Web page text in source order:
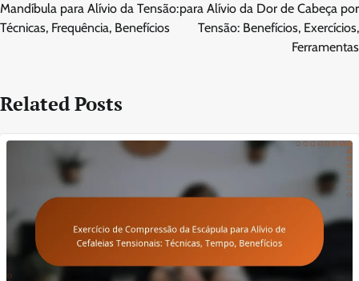
Mandíbula para Alívio da Tensão:
Técnicas, Frequência, Benefícios
para Alívio da Dor de Cabeça por
Tensão: Benefícios, Exercícios,
Ferramentas
Related Posts